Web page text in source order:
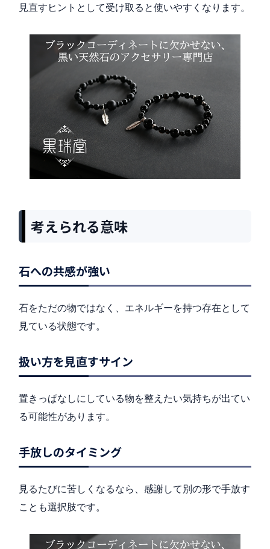
見直すヒントとして受け取ると使いやすくなります。
考えられる意味
石への共感が強い
石をただの物ではなく、エネルギーを持つ存在として
見ている状態です。
扱い方を見直すサイン
置きっぱなしにしている物を整えたい気持ちが出てい
る可能性があります。
手放しのタイミング
見るたびに苦しくなるなら、感謝して別の形で手放す
ことも選択肢です。